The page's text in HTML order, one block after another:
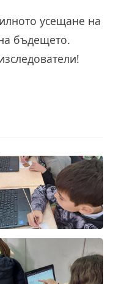
усещане на
бъдещето.